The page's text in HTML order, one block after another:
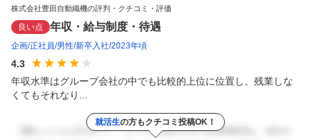
株式会社豊田自動織機の評判・クチコミ・評価
良い点 年収・給与制度・待遇
企画 正社員 男性 新卒入社 2023年頃
4.3
年収水準はグループ会社の中でも比較的上位に位置し、残業しな
くてもそれなり...
就活生の方もクチコミ投稿OK！